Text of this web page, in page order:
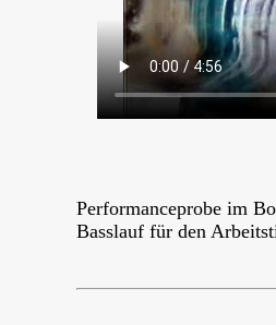
Performanceprobe im
Basslauf für den